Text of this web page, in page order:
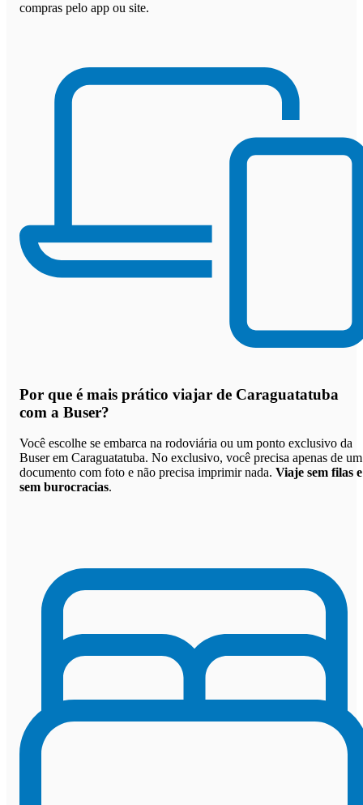
compras pelo app ou site.
Por que é mais prático viajar de Caraguatatuba
com a Buser?
Você escolhe se embarca na rodoviária ou um ponto exclusivo da
Buser em Caraguatatuba. No exclusivo, você precisa apenas de um
documento com foto e não precisa imprimir nada. Viaje sem filas e
sem burocracias.